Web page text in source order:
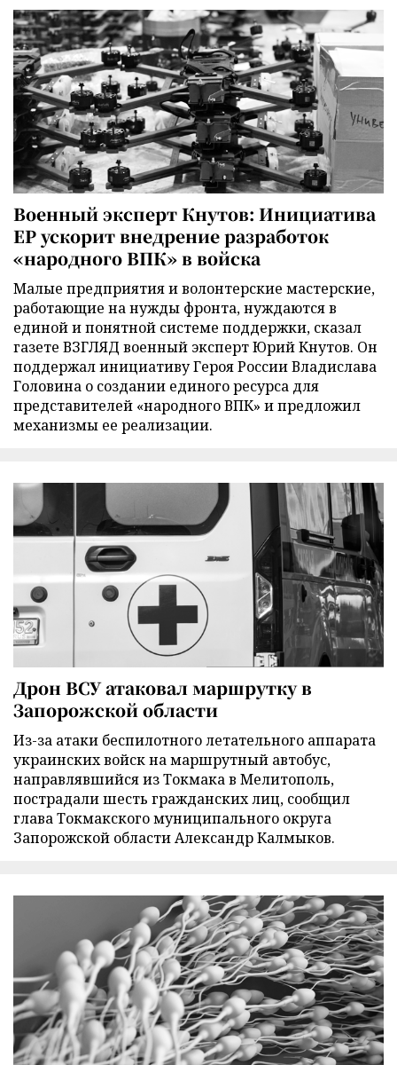
Военный эксперт Кнутов: Инициатива
ЕР ускорит внедрение разработок
«народного ВПК» в войска
Малые предприятия и волонтерские мастерские,
работающие на нужды фронта, нуждаются в
единой и понятной системе поддержки, сказал
газете ВЗГЛЯД военный эксперт Юрий Кнутов. Он
поддержал инициативу Героя России Владислава
Головина о создании единого ресурса для
представителей «народного ВПК» и предложил
механизмы ее реализации.
Дрон ВСУ атаковал маршрутку в
Запорожской области
Из-за атаки беспилотного летательного аппарата
украинских войск на маршрутный автобус,
направлявшийся из Токмака в Мелитополь,
пострадали шесть гражданских лиц, сообщил
глава Токмакского муниципального округа
Запорожской области Александр Калмыков.